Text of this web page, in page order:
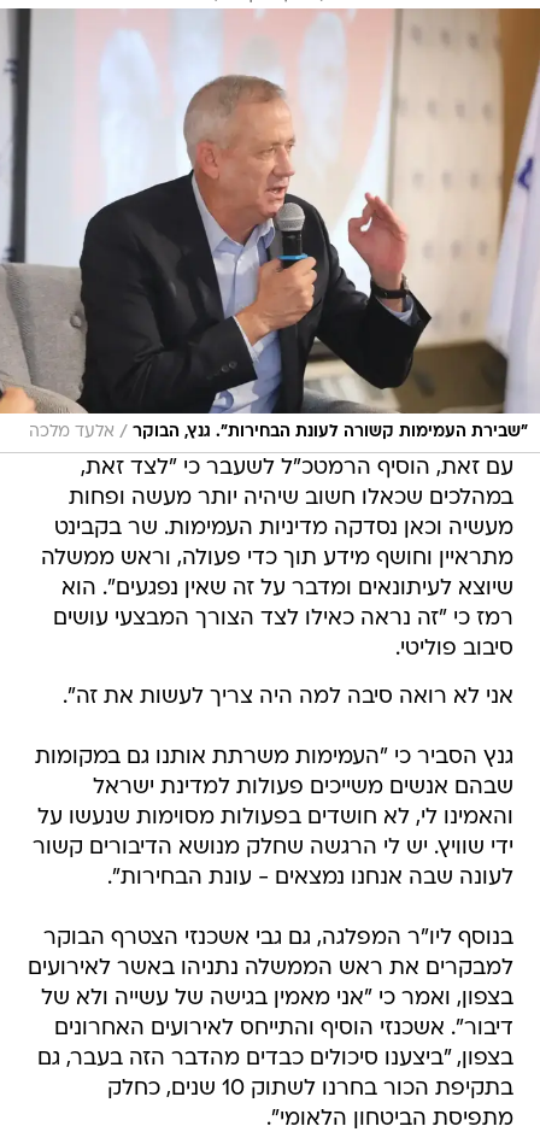
"שבירת העמימות קשורה לעונת הבחירות". גנץ, הבוקר / אלעד מלכה
עם זאת, הוסיף הרמטכ"ל לשעבר כי "לצד זאת,
במהלכים שכאלו חשוב שיהיה יותר מעשה ופחות
מעשיה וכאן נסדקה מדיניות העמימות. שר בקבינט
מתראיין וחושף מידע תוך כדי פעולה, וראש ממשלה
שיוצא לעיתונאים ומדבר על זה שאין נפגעים". הוא
רמז כי "זה נראה כאילו לצד הצורך המבצעי עושים
סיבוב פוליטי.
אני לא רואה סיבה למה היה צריך לעשות את זה".
גנץ הסביר כי "העמימות משרתת אותנו גם במקומות
שבהם אנשים משייכים פעולות למדינת ישראל
והאמינו לי, לא חושדים בפעולות מסוימות שנעשו על
ידי שוויץ. יש לי הרגשה שחלק מנושא הדיבורים קשור
לעונה שבה אנחנו נמצאים - עונת הבחירות".
בנוסף ליו"ר המפלגה, גם גבי אשכנזי הצטרף הבוקר
למבקרים את ראש הממשלה נתניהו באשר לאירועים
בצפון, ואמר כי "אני מאמין בגישה של עשייה ולא של
דיבור". אשכנזי הוסיף והתייחס לאירועים האחרונים
בצפון, "ביצענו סיכולים כבדים מהדבר הזה בעבר, גם
בתקיפת הכור בחרנו לשתוק 10 שנים, כחלק
מתפיסת הביטחון הלאומי".